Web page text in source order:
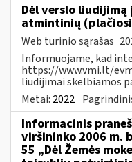
Dėl verslo
atmintinių
Web turinio sąrašas
Informuojame, kad
https://www.vmi.lt/
liudijimai skelbiamos
Metai: 2022
Informacinis
viršininko 2006 m.
55 „Dėl Žemės